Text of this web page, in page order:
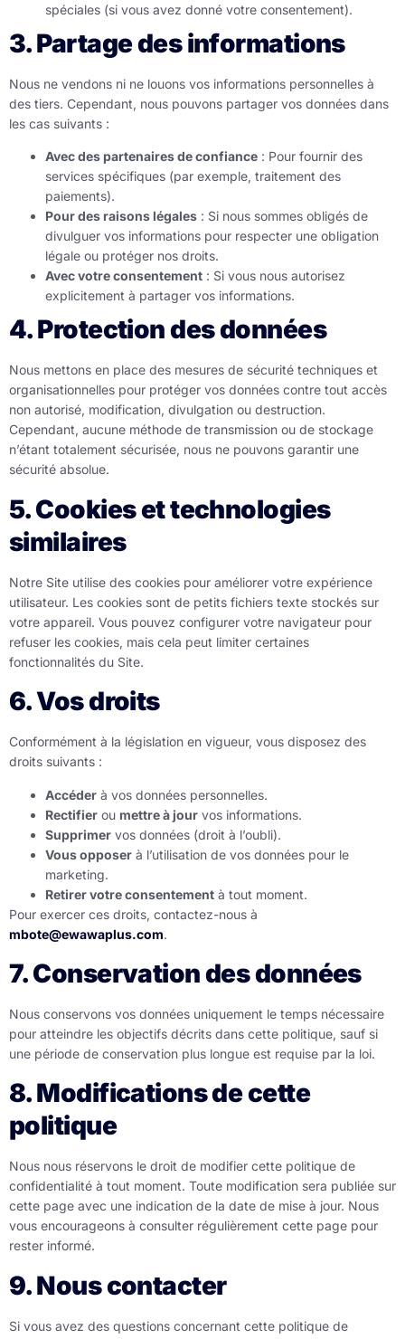
spéciales (si vous avez donné votre consentement).
3. Partage des informations
Nous ne vendons ni ne louons vos informations personnelles à
des tiers. Cependant, nous pouvons partager vos données dans
les cas suivants :
Avec des partenaires de confiance : Pour fournir des
services spécifiques (par exemple, traitement des
paiements).
Pour des raisons légales : Si nous sommes obligés de
divulguer vos informations pour respecter une obligation
légale ou protéger nos droits.
Avec votre consentement : Si vous nous autorisez
explicitement à partager vos informations.
4. Protection des données
Nous mettons en place des mesures de sécurité techniques et
organisationnelles pour protéger vos données contre tout accès
non autorisé, modification, divulgation ou destruction.
Cependant, aucune méthode de transmission ou de stockage
n’étant totalement sécurisée, nous ne pouvons garantir une
sécurité absolue.
5. Cookies et technologies
similaires
Notre Site utilise des cookies pour améliorer votre expérience
utilisateur. Les cookies sont de petits fichiers texte stockés sur
votre appareil. Vous pouvez configurer votre navigateur pour
refuser les cookies, mais cela peut limiter certaines
fonctionnalités du Site.
6. Vos droits
Conformément à la législation en vigueur, vous disposez des
droits suivants :
Accéder à vos données personnelles.
Rectifier ou mettre à jour vos informations.
Supprimer vos données (droit à l’oubli).
Vous opposer à l’utilisation de vos données pour le
marketing.
Retirer votre consentement à tout moment.
Pour exercer ces droits, contactez-nous à
mbote@ewawaplus.com.
7. Conservation des données
Nous conservons vos données uniquement le temps nécessaire
pour atteindre les objectifs décrits dans cette politique, sauf si
une période de conservation plus longue est requise par la loi.
8. Modifications de cette
politique
Nous nous réservons le droit de modifier cette politique de
confidentialité à tout moment. Toute modification sera publiée sur
cette page avec une indication de la date de mise à jour. Nous
vous encourageons à consulter régulièrement cette page pour
rester informé.
9. Nous contacter
Si vous avez des questions concernant cette politique de